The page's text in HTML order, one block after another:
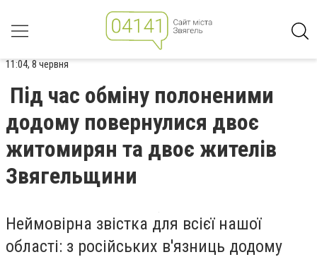
11:04, 8 червня
Під час обміну полоненими
додому повернулися двоє
житомирян та двоє жителів
Звягельщини
Неймовірна звістка для всієї нашої
області: з російських в'язниць додому